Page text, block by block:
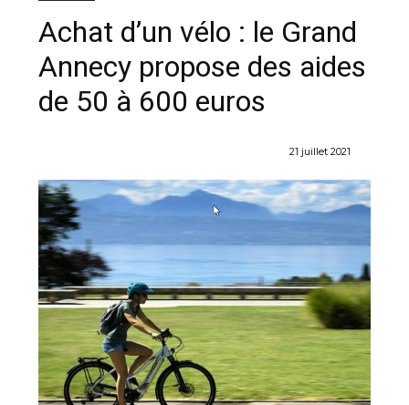
Achat d’un vélo : le Grand
Annecy propose des aides
de 50 à 600 euros
21 juillet 2021